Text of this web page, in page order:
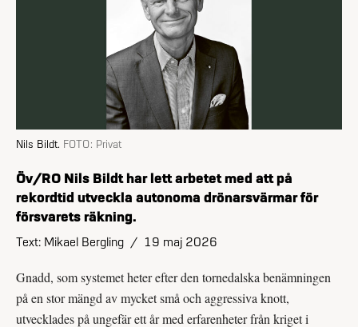
Nils Bildt. FOTO: Privat
Öv/RO Nils Bildt har lett arbetet med att på
rekordtid utveckla autonoma drönarsvärmar för
försvarets räkning.
Text: Mikael Bergling / 19 maj 2026
Gnadd, som systemet heter efter den tornedalska benämningen
på en stor mängd av mycket små och aggressiva knott,
utvecklades på ungefär ett år med erfarenheter från kriget i